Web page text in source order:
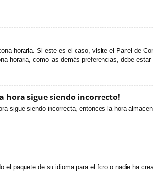
horaria. Si este es el caso, visite el Panel de
horaria, como las demás preferencias, debe
hora sigue siendo incorrecto!
sigue siendo incorrecta, entonces la hora
el paquete de su idioma para el foro o nadie ha